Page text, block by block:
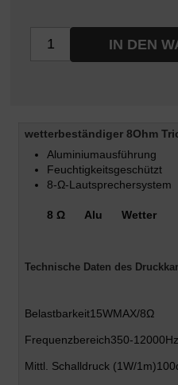
IN DEN
wetterbeständiger 8Ohm
Aluminiumausführung
Feuchtigkeitsgeschützt
8-Ω-Lautsprechersystem
8 Ω Alu Wetter
Technische Daten des
Belastbarkeit15WMAX/8Ω
Frequenzbereich350-12000Hz
Mittl. Schalldruck (1W/